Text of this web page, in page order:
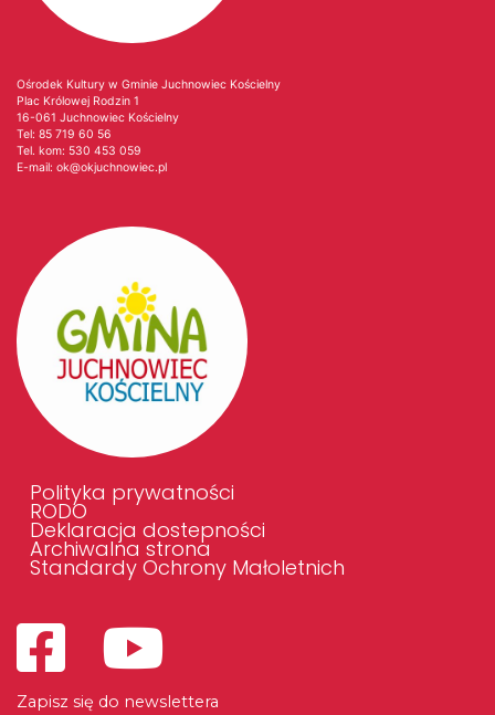
Ośrodek Kultury w Gminie Juchnowiec Kościelny
Plac Królowej Rodzin 1
16-061 Juchnowiec Kościelny
Tel: 85 719 60 56
Tel. kom: 530 453 059
E-mail: ok@okjuchnowiec.pl
Polityka prywatności
RODO
Deklaracja dostepności
Archiwalna strona
Standardy Ochrony Małoletnich
Zapisz się do newslettera